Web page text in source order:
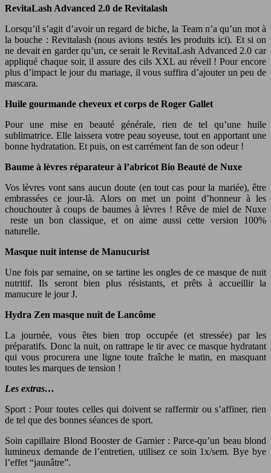
RevitaLash Advanced 2.0 de Revitalash
Lorsqu’il s’agit d’avoir un regard de biche, la Team n’a qu’un mot à
la bouche : Revitalash (nous avions testés les produits ici). Et si on
ne devait en garder qu’un, ce serait le RevitaLash Advanced 2.0 car
appliqué chaque soir, il assure des cils XXL au réveil ! Pour encore
plus d’impact le jour du mariage, il vous suffira d’ajouter un peu de
mascara.
Huile gourmande cheveux et corps de Roger Gallet
Pour une mise en beauté générale, rien de tel qu’une huile
sublimatrice. Elle laissera votre peau soyeuse, tout en apportant une
bonne hydratation. Et puis, on est carrément fan de son odeur !
Baume à lèvres réparateur à l’abricot Bio Beauté de Nuxe
Vos lèvres vont sans aucun doute (en tout cas pour la mariée), être
embrassées ce jour-là. Alors on met un point d’honneur à les
chouchouter à coups de baumes à lèvres ! Rêve de miel de Nuxe
reste un bon classique, et on aime aussi cette version 100%
naturelle.
Masque nuit intense de Manucurist
Une fois par semaine, on se tartine les ongles de ce masque de nuit
nutritif. Ils seront bien plus résistants, et prêts à accueillir la
manucure le jour J.
Hydra Zen masque nuit de Lancôme
La journée, vous êtes bien trop occupée (et stressée) par les
préparatifs. Donc la nuit, on rattrape le tir avec ce masque hydratant
qui vous procurera une ligne toute fraîche le matin, en masquant
toutes les marques de tension !
Les extras…
Sport : Pour toutes celles qui doivent se raffermir ou s’affiner, rien
de tel que des bonnes séances de sport.
Soin capillaire Blond Booster de Garnier : Parce-qu’un beau blond
lumineux demande de l’entretien, utilisez ce soin 1x/sem. Bye bye
l’effet “jaunâtre”.